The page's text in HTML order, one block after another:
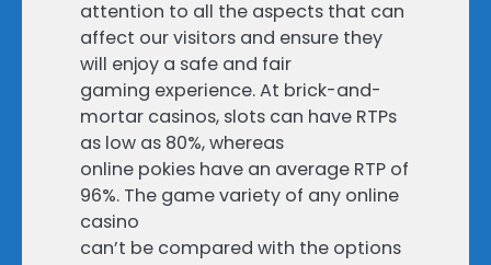
attention to all the aspects that can
affect our visitors and ensure they
will enjoy a safe and fair
gaming experience. At brick-and-
mortar casinos, slots can have RTPs
as low as 80%, whereas
online pokies have an average RTP of
96%. The game variety of any online
casino
can’t be compared with the options